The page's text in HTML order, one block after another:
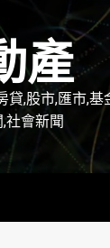
產
貸,股市,匯市,基
社會新聞